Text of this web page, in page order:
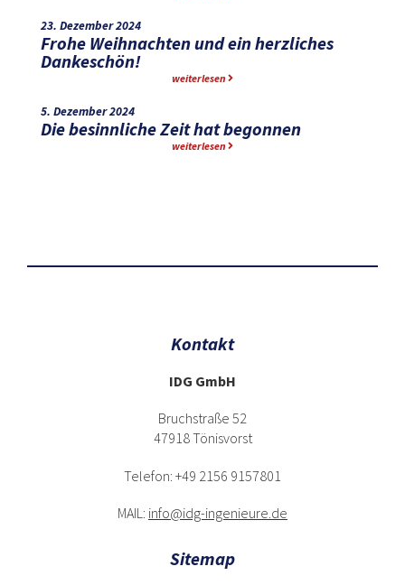
23. Dezember 2024
Frohe Weihnachten und ein herzliches
Dankeschön!
weiterlesen
5. Dezember 2024
Die besinnliche Zeit hat begonnen
weiterlesen
Kontakt
IDG GmbH
Bruchstraße 52
47918 Tönisvorst
Telefon: +49 2156 9157801
MAIL: info@idg-ingenieure.de
Sitemap